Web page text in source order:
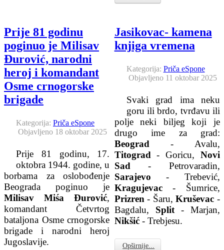
Prije 81 godinu
poginuo je Milisav
Đurović, narodni
heroj i komandant
Osme crnogorske
brigade
Kategorija: Priča eSpone
Objavljeno 18 oktobar 2025
Prije 81 godinu, 17.
oktobra 1944. godine, u
borbama za oslobođenje
Beograda poginuo je
Milisav Miśa Đurović,
komandant Četvrtog
bataljona Osme crnogorske
brigade i narodni heroj
Jugoslavije.
Jasikovac- kamena
knjiga vremena
Kategorija: Priča eSpone
Objavljeno 11 oktobar 2025
Svaki grad ima neku
goru ili brdo, tvrđavu ili
polje neki biljeg koji je
drugo ime za grad:
Beograd- Avalu,
Titograd - Goricu, Novi
Sad - Petrovaradin,
Sarajevo - Trebević,
Kragujevac- Šumrice,
Prizren - Šaru,Kruševac -
Bagdalu, Split - Marjan,
Nikšić- Trebjesu.
Opširnije...